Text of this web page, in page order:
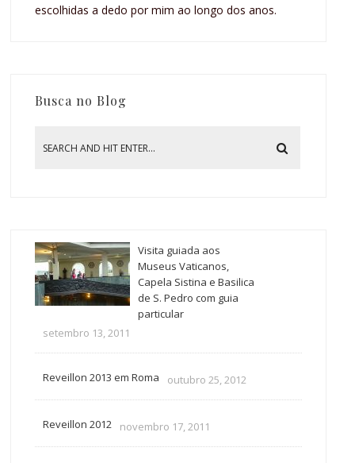
escolhidas a dedo por mim ao longo dos anos.
Busca no Blog
Visita guiada aos
Museus Vaticanos,
Capela Sistina e Basilica
de S. Pedro com guia
particular
setembro 13, 2011
Reveillon 2013 em Roma outubro 25, 2012
Reveillon 2012 novembro 17, 2011